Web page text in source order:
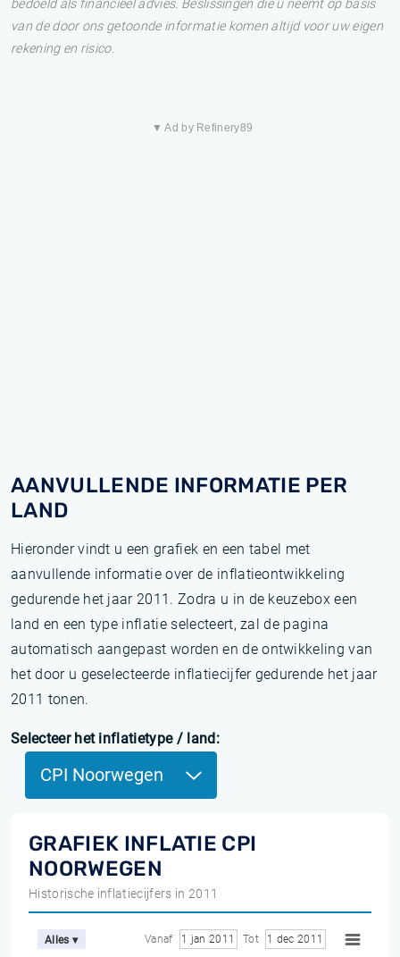
bedoeld als financieel advies. Beslissingen die u neemt op basis
van de door ons getoonde informatie komen altijd voor uw eigen
rekening en risico.
▼ Ad by Refinery89
AANVULLENDE INFORMATIE PER
LAND
Hieronder vindt u een grafiek en een tabel met
aanvullende informatie over de inflatieontwikkeling
gedurende het jaar 2011. Zodra u in de keuzebox een
land en een type inflatie selecteert, zal de pagina
automatisch aangepast worden en de ontwikkeling van
het door u geselecteerde inflatiecijfer gedurende het jaar
2011 tonen.
Selecteer het inflatietype / land:
CPI Noorwegen
GRAFIEK INFLATIE CPI
NOORWEGEN
Historische inflatiecijfers in 2011
Alles ▾ Vanaf 1 jan 2011 Tot 1 dec 2011